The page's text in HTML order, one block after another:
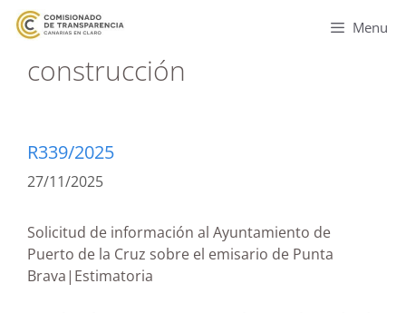
Menu
construcción
R339/2025
27/11/2025
Solicitud de información al Ayuntamiento de
Puerto de la Cruz sobre el emisario de Punta
Brava|Estimatoria